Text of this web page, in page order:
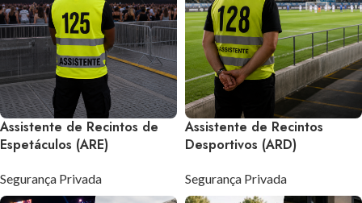
Assistente de Recintos de
Espetáculos (ARE)
Segurança Privada
Assistente de Recintos
Desportivos (ARD)
Segurança Privada